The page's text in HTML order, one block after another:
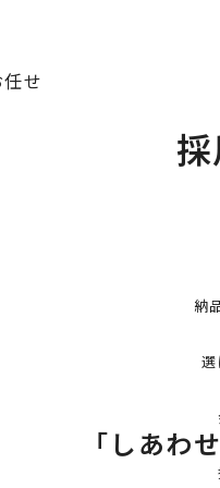
せ
納
「しあわ